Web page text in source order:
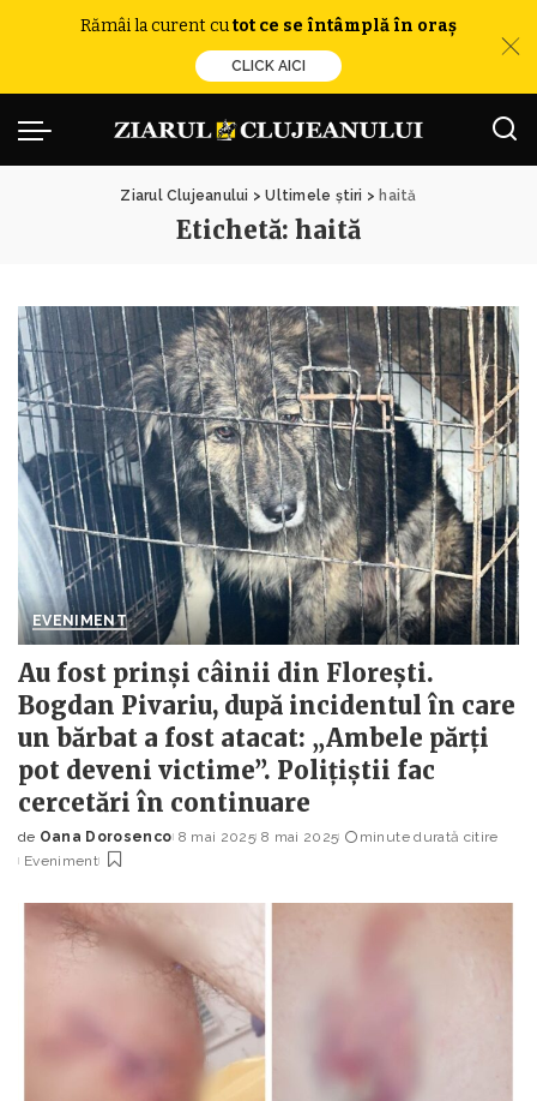
Rămâi la curent cutot ce se întâmplă în oraș
CLICK AICI
Ziarul Clujeanului >Ultimele știri > haită
Etichetă: haită
EVENIMENT
Au fost prinși câinii din Florești.
Bogdan Pivariu, după incidentul în care
un bărbat a fost atacat: „Ambele părți
pot deveni victime”. Polițiștii fac
cercetări în continuare
Posted
by
de Oana Dorosenco 8 mai 2025 8 mai 2025
minute durată citire
Eveniment